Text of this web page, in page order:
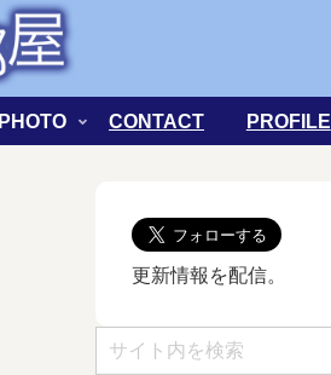
PHOTO CONTACT PROFILE
更新情報を配信。